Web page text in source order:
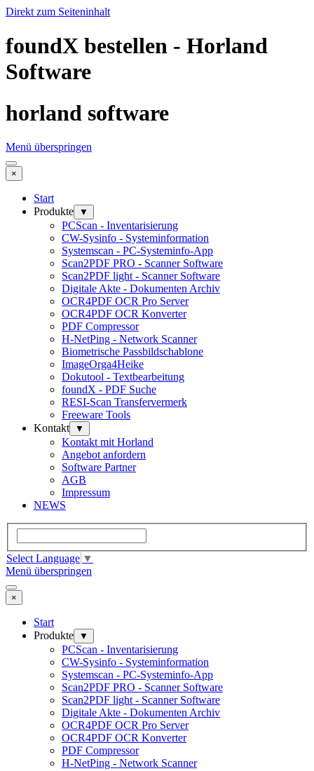
Direkt zum Seiteninhalt
foundX bestellen - Horland
Software
horland software
Menü überspringen
×
Start
Produkte
▼
PCScan - Inventarisierung
CW-Sysinfo - Systeminformation
Systemscan - PC-Systeminfo-App
Scan2PDF PRO - Scanner Software
Scan2PDF light - Scanner Software
Digitale Akte - Dokumenten Archiv
OCR4PDF OCR Pro Server
OCR4PDF OCR Konverter
PDF Compressor
H-NetPing - Network Scanner
Biometrische Passbildschablone
ImageOrga4Heike
Dokutool - Textbearbeitung
foundX - PDF Suche
RESI-Scan Transfervermerk
Freeware Tools
Kontakt
▼
Kontakt mit Horland
Angebot anfordern
Software Partner
AGB
Impressum
NEWS
Select Language ▼
Menü überspringen
×
Start
Produkte
▼
PCScan - Inventarisierung
CW-Sysinfo - Systeminformation
Systemscan - PC-Systeminfo-App
Scan2PDF PRO - Scanner Software
Scan2PDF light - Scanner Software
Digitale Akte - Dokumenten Archiv
OCR4PDF OCR Pro Server
OCR4PDF OCR Konverter
PDF Compressor
H-NetPing - Network Scanner